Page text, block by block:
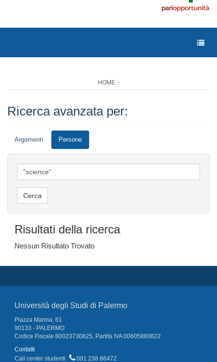
HOME
Ricerca avanzata per:
Argomenti Persone
Risultati della ricerca
Nessun Risultato Trovato
Università degli Studi di Palermo
Piazza Marina, 61
90133 - PALERMO
Codice Fiscale 80023730825, Partita IVA 00605880822
Contatti
Call center studenti
091 238 86472